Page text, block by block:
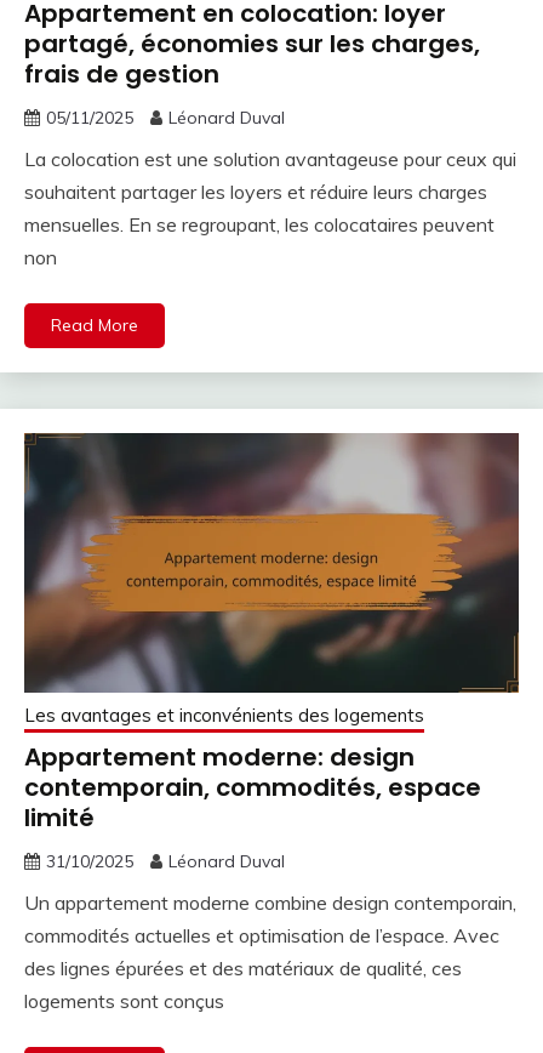
Appartement en colocation: loyer
partagé, économies sur les charges,
frais de gestion
05/11/2025 Léonard Duval
La colocation est une solution avantageuse pour ceux qui
souhaitent partager les loyers et réduire leurs charges
mensuelles. En se regroupant, les colocataires peuvent
non
Read More
Les avantages et inconvénients des logements
Appartement moderne: design
contemporain, commodités, espace
limité
31/10/2025 Léonard Duval
Un appartement moderne combine design contemporain,
commodités actuelles et optimisation de l’espace. Avec
des lignes épurées et des matériaux de qualité, ces
logements sont conçus